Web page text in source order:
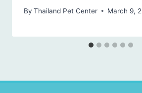
By Thailand Pet Center March 9,